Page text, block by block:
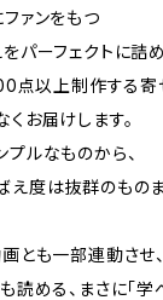
ァンをもつ
パーフェクトに詰
点以上制作する寄
お届けします。
ルなものから、
え度は抜群のもの
とも一部連動させ、
読める、まさに「学